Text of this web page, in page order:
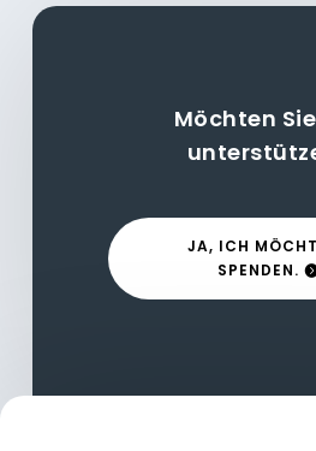
Möchten
JA, ICH
SPENDEN.